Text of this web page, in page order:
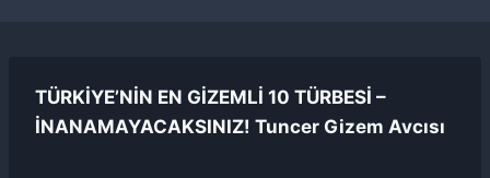
TÜRKİYE’NİN EN GİZEMLİ 10 TÜRBESİ –
İNANAMAYACAKSINIZ! Tuncer Gizem Avcısı